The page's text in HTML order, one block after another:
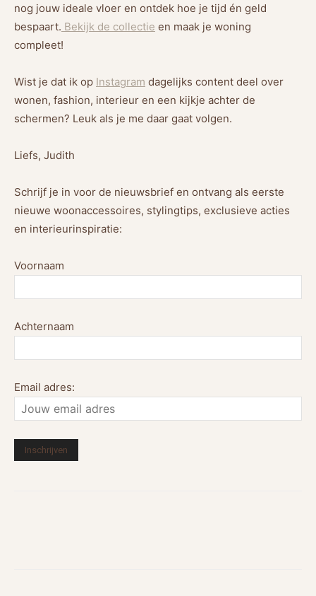
nog jouw ideale vloer en ontdek hoe je tijd én geld
bespaart. Bekijk de collectie en maak je woning
compleet!
Wist je dat ik op Instagram dagelijks content deel over
wonen, fashion, interieur en een kijkje achter de
schermen? Leuk als je me daar gaat volgen.
Liefs, Judith
Schrijf je in voor de nieuwsbrief en ontvang als eerste
nieuwe woonaccessoires, stylingtips, exclusieve acties
en interieurinspiratie:
Voornaam
Achternaam
Email adres: